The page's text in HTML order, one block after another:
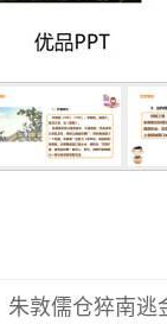
敦儒仓猝南